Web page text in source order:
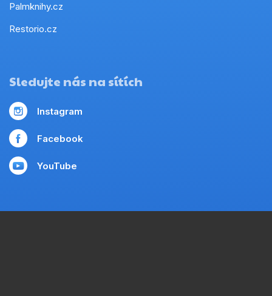
Palmknihy.cz
Restorio.cz
Sledujte nás na sítích
Instagram
Facebook
YouTube